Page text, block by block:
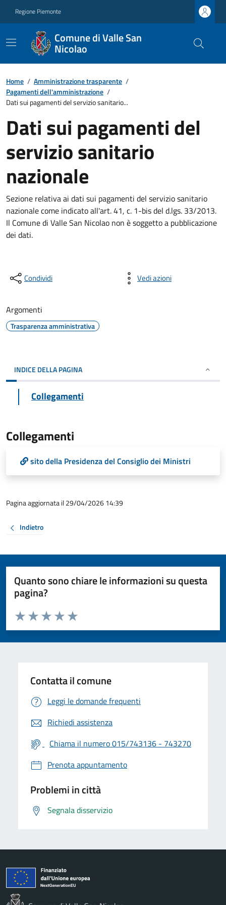
Regione Piemonte
Comune di Valle San
Nicolao
Home / Amministrazione trasparente /
Pagamenti dell'amministrazione /
Dati sui pagamenti del servizio sanitario...
Dati sui pagamenti del
servizio sanitario
nazionale
Sezione relativa ai dati sui pagamenti del servizio sanitario
nazionale come indicato all'art. 41, c. 1-bis del d.lgs. 33/2013.
Il Comune di Valle San Nicolao non è soggetto a pubblicazione
dei dati.
Condividi Vedi azioni
Argomenti
Trasparenza amministrativa
INDICE DELLA PAGINA
Collegamenti
Collegamenti
sito della Presidenza del Consiglio dei Ministri
Pagina aggiornata il 29/04/2026 14:39
Indietro
Quanto sono chiare le informazioni su questa
pagina?
Valuta da 1 a 5 stelle la pagina
Valuta 5 stelle su 5
Valuta 4 stelle su 5
Valuta 3 stelle su 5
Valuta 2 stelle su 5
Valuta 1 stelle su 5
Contatta il comune
Leggi le domande frequenti
Richiedi assistenza
Chiama il numero 015/743136 - 743270
Prenota appuntamento
Problemi in città
Segnala disservizio